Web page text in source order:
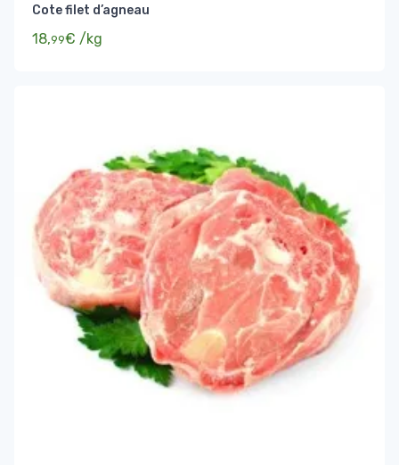
Cote filet d’agneau
18,99€ /kg